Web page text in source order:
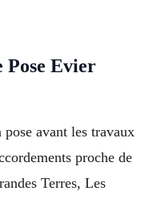
Pose Evier
avant les travaux
proche de
Terres, Les